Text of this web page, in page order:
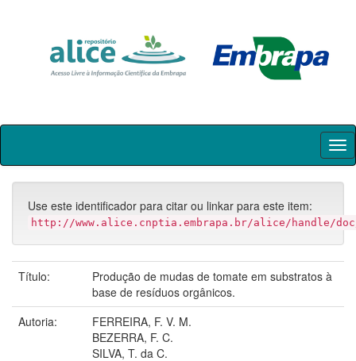
Skip
Use este identificador para citar ou linkar para este item:
http://www.alice.cnptia.embrapa.br/alice/handle/
Título:
Produção de mudas de tomate em substratos à
base de resíduos orgânicos.
Autoria:
FERREIRA, F. V. M.
BEZERRA, F. C.
SILVA, T. da C.